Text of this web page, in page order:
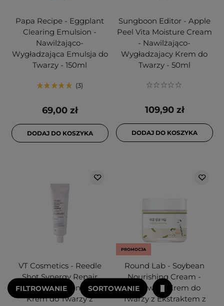
Papa Recipe - Eggplant
Clearing Emulsion -
Nawilżająco-
Wygładzająca Emulsja do
Twarzy - 150ml
3
69,00 zł
DODAJ DO KOSZYKA
Sungboon Editor - Apple
Peel Vita Moisture Cream
- Nawilżająco-
Wygładzajacy Krem do
Twarzy - 50ml
109,90 zł
DODAJ DO KOSZYKA
VT Cosmetics - Reedle
Shot Synergy Repair
Cream 50 - Regenerujący
Krem do Twarzy z
PROMOCJA
Round Lab - Soybean
Nourishing Cream -
Odżywczy Krem do
Twarzy z Ekstraktem z
FILTROWANIE SORTOWANIE